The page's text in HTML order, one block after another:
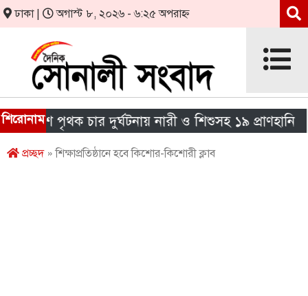
ঢাকা | অগাস্ট ৮, ২০২৬ - ৬:২৫ অপরাহ্ন
শিরোনামপৃথক চার দুর্ঘটনায় নারী ও শিশুসহ ১৯ প্রাণহানি
প্রচ্ছদ» শিক্ষাপ্রতিষ্ঠানে হবে কিশোর-কিশোরী ক্লাব